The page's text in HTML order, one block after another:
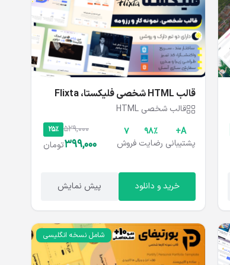
قالب HTML شخصی فلیکستا، Flixta
قالب شخصی HTML
A+
پشتیبانی
۹۸%
رضایت
۷
فروش
25% 529,000
399,000تومان
خرید و دانلود پیش نمایش
شامل نسخه انگلیسی